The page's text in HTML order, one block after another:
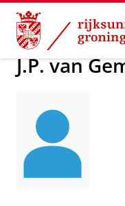
Skip
Content
Skip
Navigation
Over ons
J.P. van